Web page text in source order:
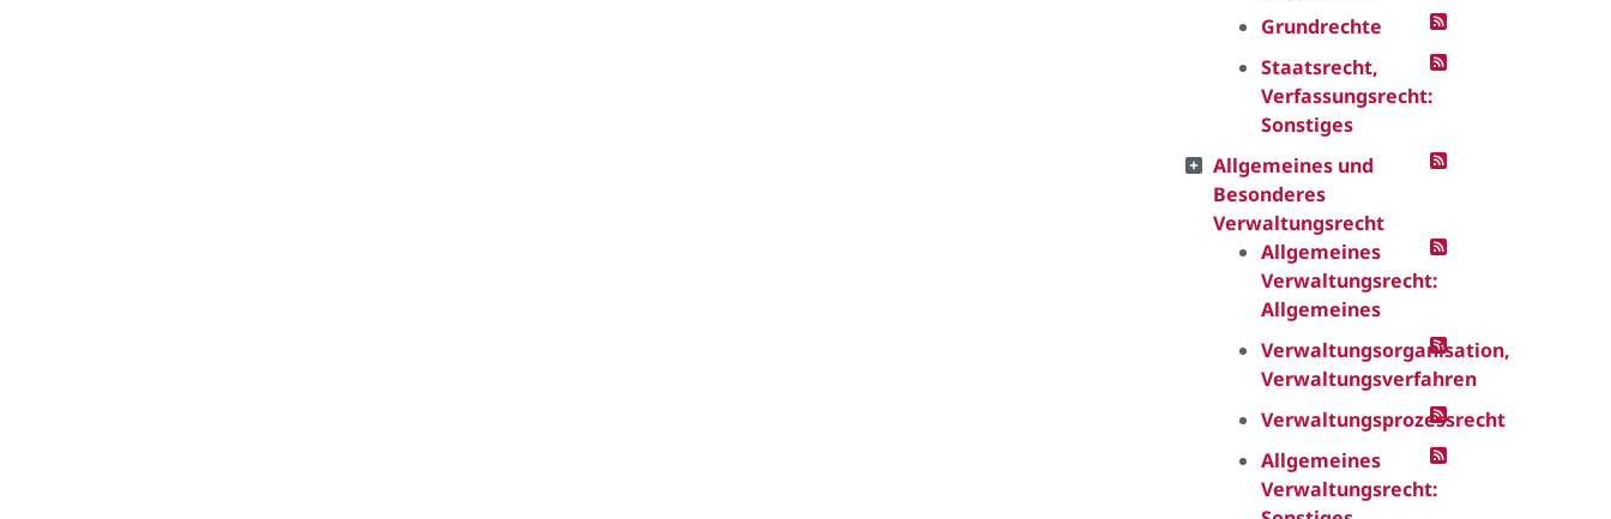
Grundrechte
Staatsrecht,
Verfassungsrecht:
Sonstiges
Allgemeines und
Besonderes
Verwaltungsrecht
Allgemeines
Verwaltungsrecht:
Allgemeines
Verwaltungsorganisation,
Verwaltungsverfahren
Verwaltungsprozessrecht
Allgemeines
Verwaltungsrecht: